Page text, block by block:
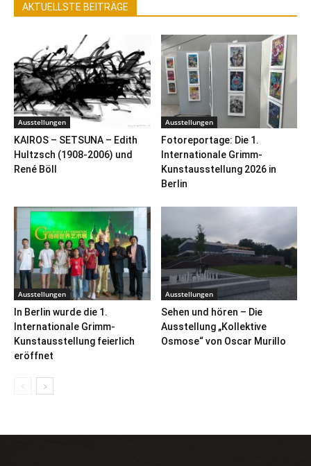
AKTUELLSTE BEITRÄGE
Ausstellungen
KAIROS – SETSUNA – Edith
Hultzsch (1908-2006) und
René Böll
Ausstellungen
Fotoreportage: Die 1.
Internationale Grimm-
Kunstausstellung 2026 in
Berlin
Ausstellungen
In Berlin wurde die 1.
Internationale Grimm-
Kunstausstellung feierlich
eröffnet
Ausstellungen
Sehen und hören – Die
Ausstellung „Kollektive
Osmose“ von Oscar Murillo